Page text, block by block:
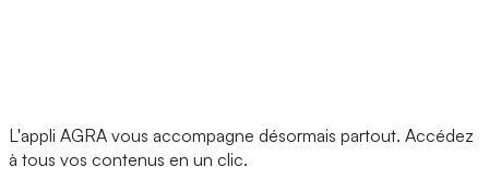
L'appli AGRA vous accompagne désormais partout. Accédez
à tous vos contenus en un clic.